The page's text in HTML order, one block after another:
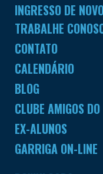
INGRESSO DE
TRABALHE
CONTATO
CALENDÁRIO
BLOG
CLUBE AMIGOS
EX-ALUNOS
GARRIGA ON-LINE